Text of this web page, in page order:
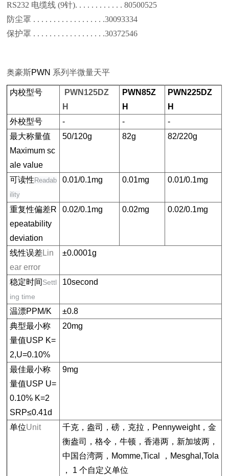
RS232 电缆线 (9针). . . . . . . . . . . . 80500525
防尘罩 . . . . . . . . . . . . . . . . . .30093334
保护罩 . . . . . . . . . . . . . . . . . .30372546
奥豪斯PWN 系列半微量天平
内校型号
PWN125DZ
H
PWN85Z
H
PWN225DZ
H
外校型号
- -
-
最大称量值
Maximum sc
ale value
50/120g 82g 82/220g
可读性 Readab
ility
0.01/0.1mg 0.01mg 0.01/0.1mg
重复性偏差R
epeatability
deviation
0.02/0.1mg 0.02mg 0.02/0.1mg
线性误差Lin
ear error
±0.0001g
稳定时间Settl
ing time
10second
温漂PPM/K
±0.8
典型最小称
量值USP K=
2,U=0.10%
20mg
最佳最小称
量值USP U=
0.10% K=2
SRP≤0.41d
9mg
单位Unit
千克，盎司，磅，克拉，Pennyweight，金
衡盎司，格令，牛顿，香港两，新加坡两，
中国台湾两，Momme,Tical ，Mesghal,Tola
， 1 个自定义单位